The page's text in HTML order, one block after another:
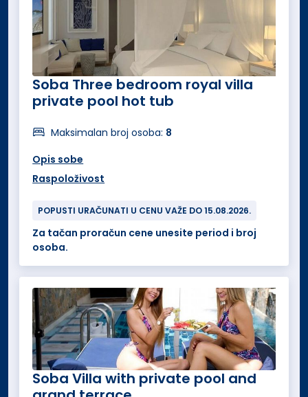
Soba Three bedroom royal villa
private pool hot tub
Maksimalan broj osoba: 8
Opis sobe
Raspoloživost
POPUSTI URAČUNATI U CENU VAŽE DO 15.08.2026.
Za tačan proračun cene unesite period i broj
osoba.
Soba Villa with private pool and